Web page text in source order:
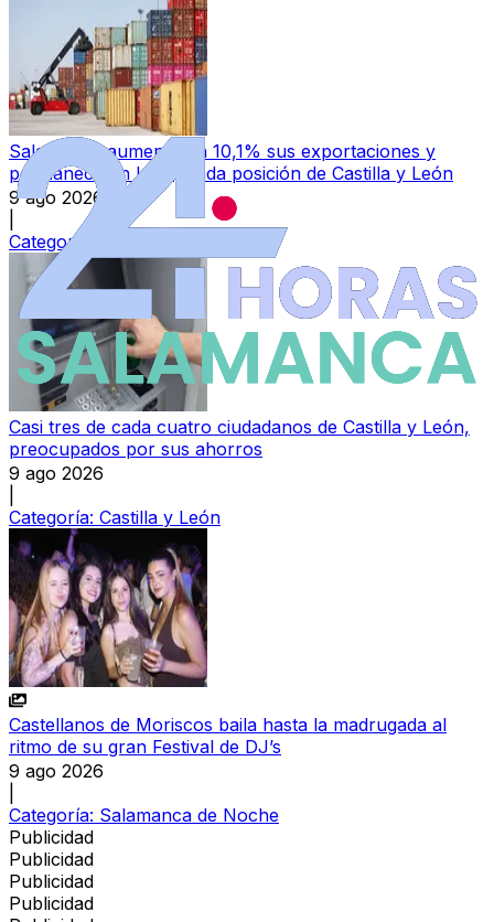
Salamanca aumenta un 10,1% sus exportaciones y
permanece en la segunda posición de Castilla y León
9 ago 2026
Categoría:
Casi tres de cada cuatro ciudadanos de Castilla y León,
preocupados por sus ahorros
9 ago 2026
Categoría: Castilla y León
Castellanos de Moriscos baila hasta la madrugada al
ritmo de su gran Festival de DJ’s
9 ago 2026
Categoría: Salamanca de Noche
Publicidad
Publicidad
Publicidad
Publicidad